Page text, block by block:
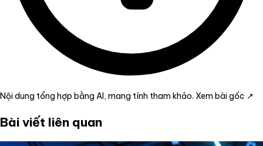
Nội dung tổng hợp bằng AI, mang tính tham khảo. Xem bài gốc ↗
Bài viết liên quan